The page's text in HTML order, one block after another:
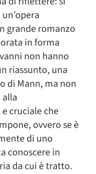
grande romanzo
in forma
non hanno
riassunto, una
di Mann, ma non
cruciale che
ovvero se è
di uno
conoscere in
da cui è tratto.